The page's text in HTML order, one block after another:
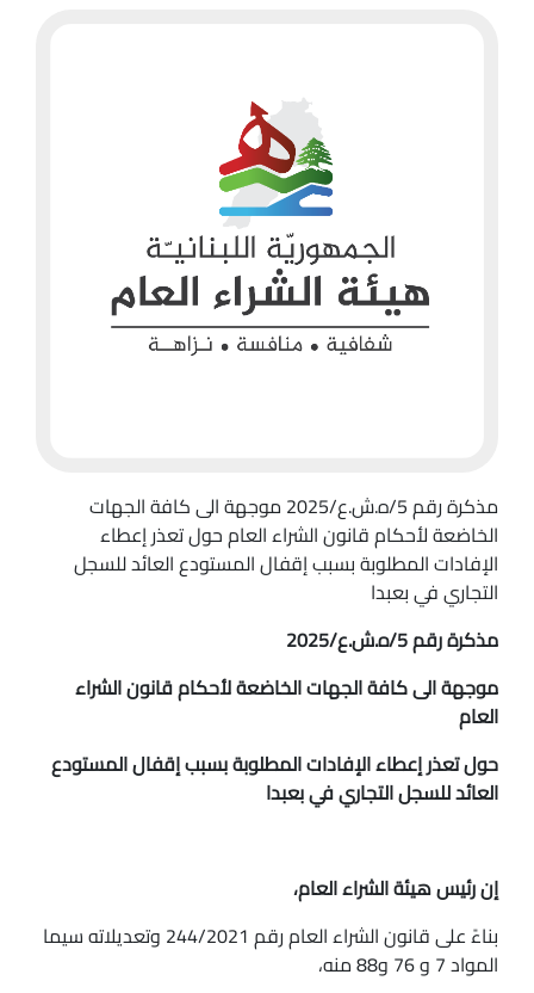
مذكرة رقم 5/ه.ش.ع/2025 موجهة الى كافة الجهات
الخاضعة لأحكام قانون الشراء العام حول تعذر إعطاء
الإفادات المطلوبة بسبب إقفال المستودع العائد للسجل
التجاري في بعبدا
مذكرة رقم 5/ه.ش.ع/2025
موجهة الى كافة الجهات الخاضعة لأحكام قانون الشراء
العام
حول تعذر إعطاء الإفادات المطلوبة بسبب إقفال المستودع
العائد للسجل التجاري في بعبدا
إن رئيس هيئة الشراء العام،
بناءً على قانون الشراء العام رقم 244/2021 وتعديلاته سيما
المواد 7 و 76 و88 منه،